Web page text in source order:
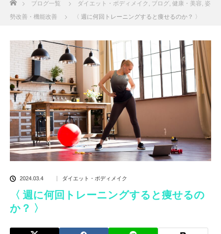
ブログ一覧 ダイエット・ボディメイク , ブログ, 健康・美容, 姿
勢改善・機能改善
〈 週に何回トレーニングすると痩せるのか？ 〉
2024.03.4 ダイエット・ボディメイク
〈 週に何回トレーニングすると痩せるの
か？ 〉